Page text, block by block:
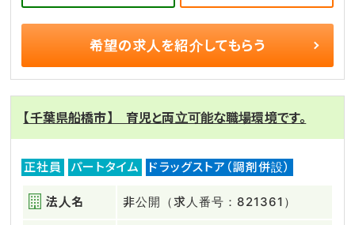
希望の求人を紹介してもらう
【千葉県船橋市】 育児と両立可能な職場環境です。
正社員 パートタイム ドラッグストア（調剤併設）
法人名 非公開（求人番号：821361）